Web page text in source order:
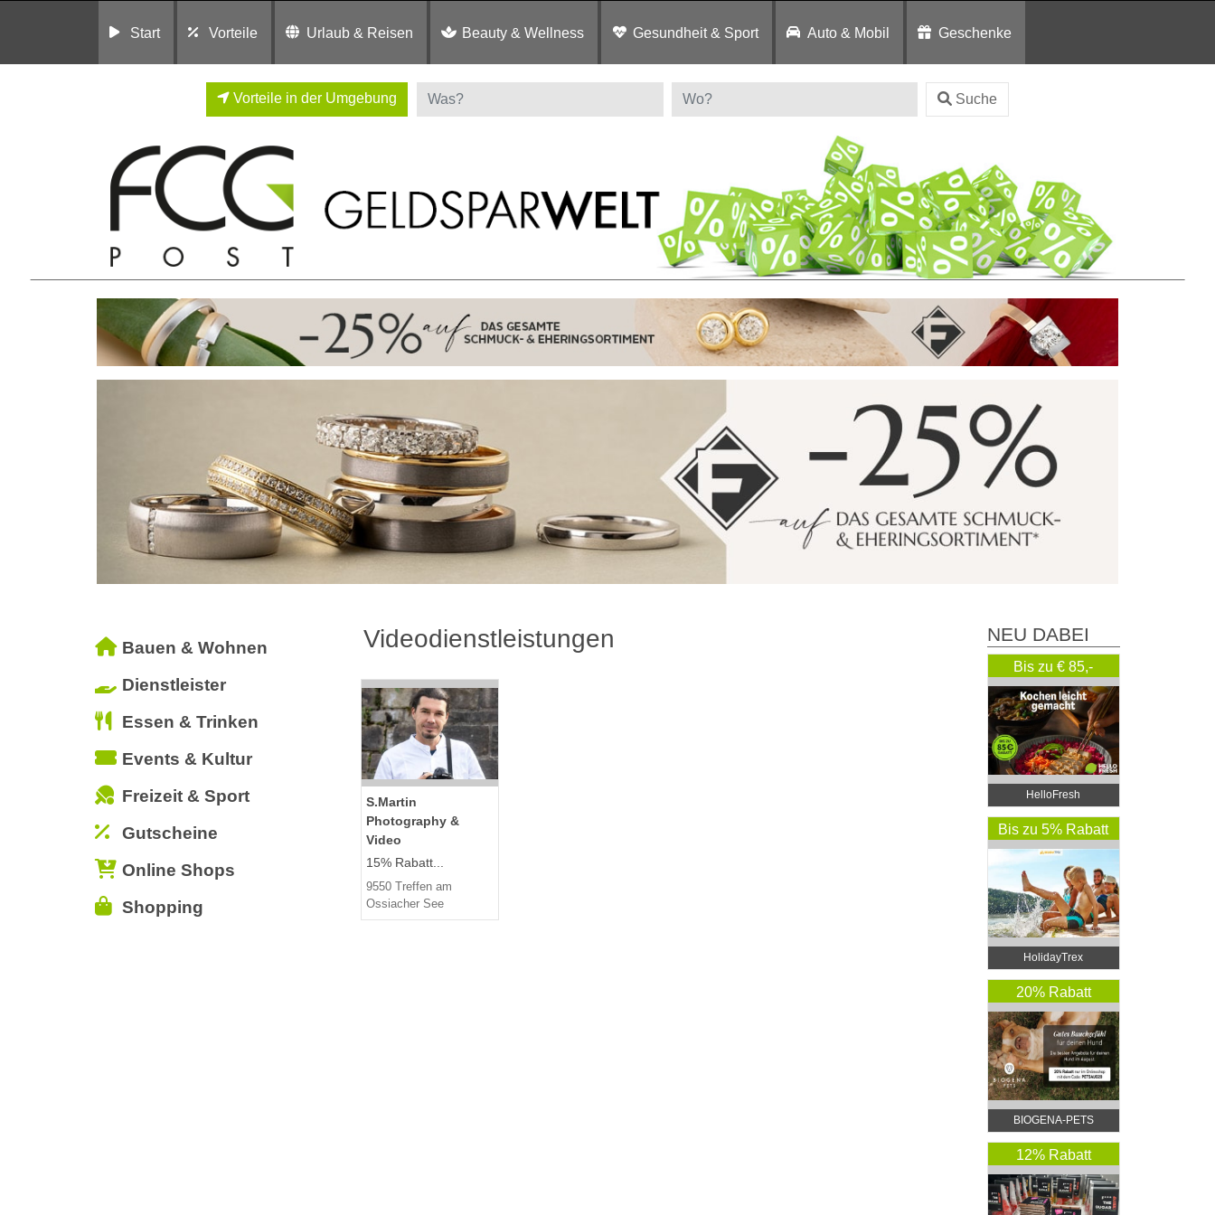
Start Vorteile Urlaub & Reisen Beauty & Wellness Gesundheit & Sport Auto & Mobil Geschenke
Vorteile in der Umgebung Suche
Bauen & Wohnen
Dienstleister
Essen & Trinken
Events & Kultur
Freizeit & Sport
Gutscheine
Online Shops
Shopping
Videodienstleistungen
S.Martin
Photography &
Video
15% Rabatt...
9550 Treffen am
Ossiacher See
NEU DABEI
Bis zu € 85,-
Rabatt
HelloFresh
Bis zu 5% Rabatt
HolidayTrex
20% Rabatt
BIOGENA-PETS
12% Rabatt